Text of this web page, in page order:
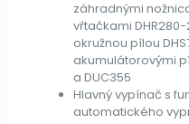
záhradnými
vŕtačkami
okružnou pílou
akumulátorovými
a DUC355
Hlavný vypínač s
automatického